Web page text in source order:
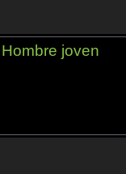
Hombre joven